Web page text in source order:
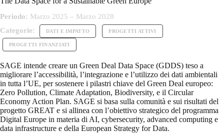
Periodo: Marzo 2025 – Marzo 2028
Categorie:
DATI E IMPATTO PROGETTI ATTIVI
PROGETTI FINANZIATI
SAGE intende creare un Green Deal Data Space (GDDS) teso a
migliorare l’accessibilità, l’integrazione e l’utilizzo dei dati ambientali
in tutta l’UE, per sostenere i pilastri chiave del Green Deal europeo:
Zero Pollution, Climate Adaptation, Biodiversity, e il Circular
Economy Action Plan. SAGE si basa sulla comunità e sui risultati del
progetto GREAT e si allinea con l’obiettivo strategico del programma
Digital Europe in materia di AI, cybersecurity, advanced computing e
data infrastructure e della European Strategy for Data.